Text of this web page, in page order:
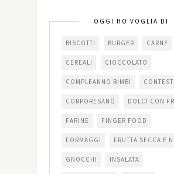
OGGI HO VOGLIA DI
BISCOTTI BURGER CARNE
CEREALI CIOCCOLATO
COMPLEANNO BIMBI CONTEST
CORPORESANO DOLCI CON
FARINE FINGER FOOD
FORMAGGI FRUTTA SECCA E
GNOCCHI INSALATA